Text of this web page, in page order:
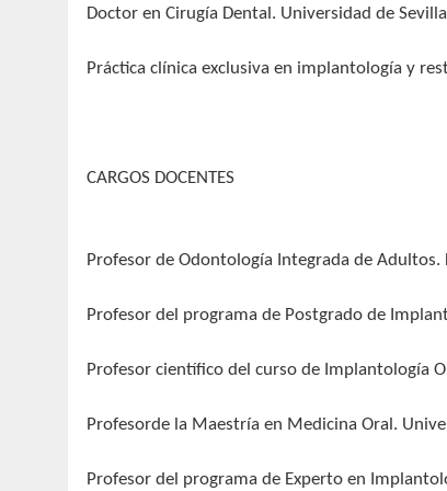
Doctor en Cirugía Dental. Universidad de
Práctica clínica exclusiva en implantología y
CARGOS DOCENTES
Profesor de Odontología Integrada de
Profesor del programa de Postgrado de
Profesor científico del curso de Implantología
Profesorde la Maestría en Medicina Oral.
Profesor del programa de Experto en